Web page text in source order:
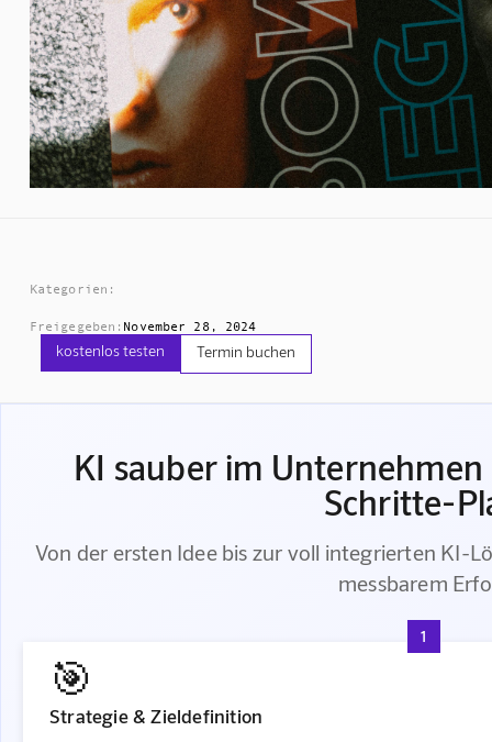
Kategorien:
Freigegeben: November 28, 2024
kostenlos testen Termin buchen
KI sauber im
Schritte-
Von der ersten Idee bis zur voll integrierten KI-
messbarem
1
🎯
Strategie & Zieldefinition